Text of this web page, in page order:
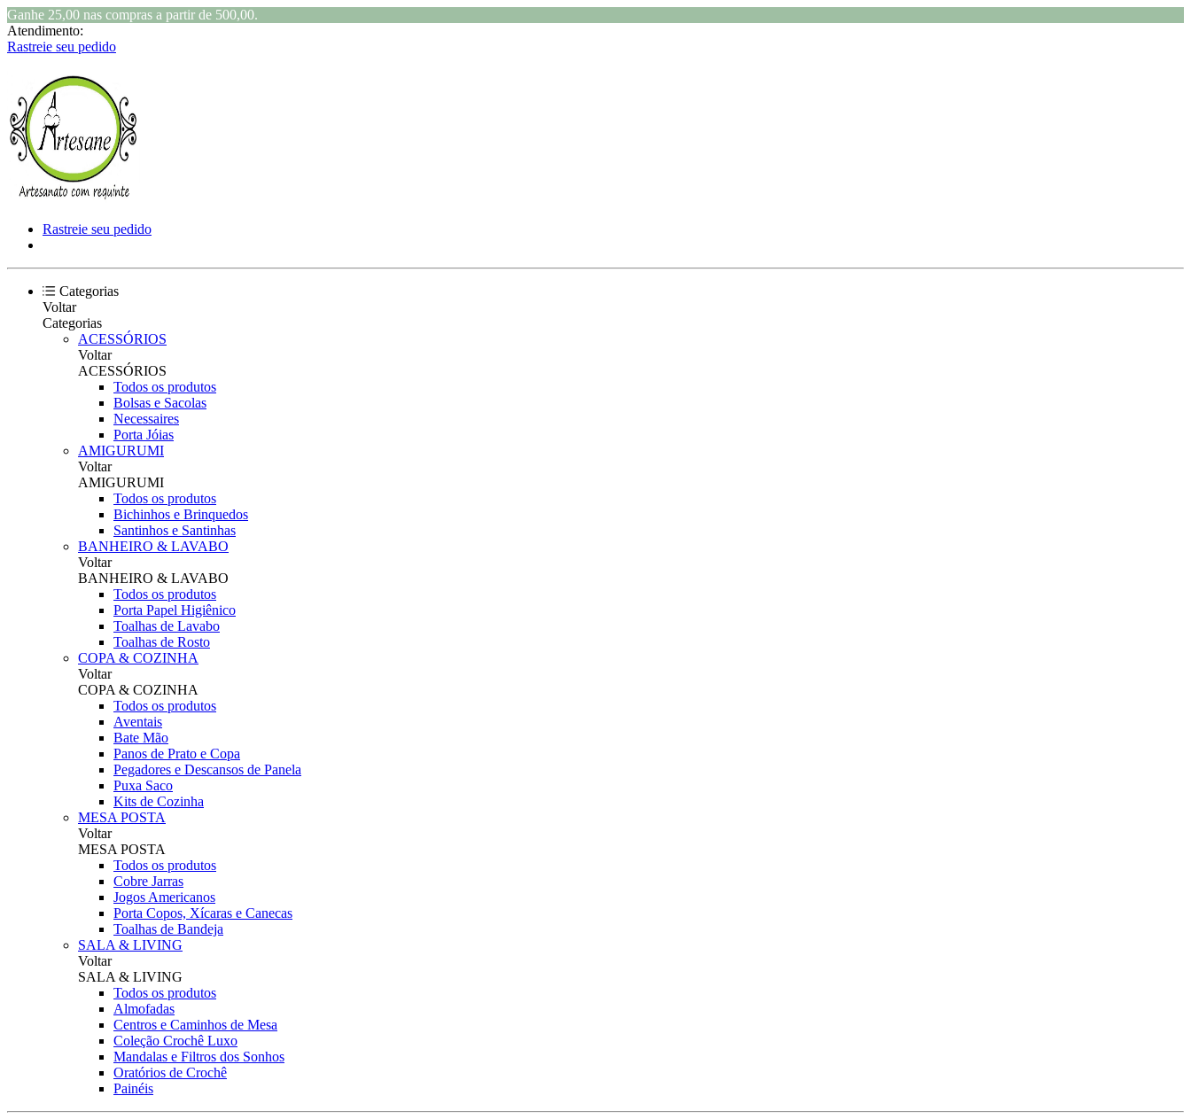
Ganhe 25,00 nas compras a partir de 500,00.
Atendimento:
Rastreie seu pedido
Rastreie seu pedido
Categorias
Voltar
Categorias
ACESSÓRIOS
Voltar
ACESSÓRIOS
Todos os produtos
Bolsas e Sacolas
Necessaires
Porta Jóias
AMIGURUMI
Voltar
AMIGURUMI
Todos os produtos
Bichinhos e Brinquedos
Santinhos e Santinhas
BANHEIRO & LAVABO
Voltar
BANHEIRO & LAVABO
Todos os produtos
Porta Papel Higiênico
Toalhas de Lavabo
Toalhas de Rosto
COPA & COZINHA
Voltar
COPA & COZINHA
Todos os produtos
Aventais
Bate Mão
Panos de Prato e Copa
Pegadores e Descansos de Panela
Puxa Saco
Kits de Cozinha
MESA POSTA
Voltar
MESA POSTA
Todos os produtos
Cobre Jarras
Jogos Americanos
Porta Copos, Xícaras e Canecas
Toalhas de Bandeja
SALA & LIVING
Voltar
SALA & LIVING
Todos os produtos
Almofadas
Centros e Caminhos de Mesa
Coleção Crochê Luxo
Mandalas e Filtros dos Sonhos
Oratórios de Crochê
Painéis